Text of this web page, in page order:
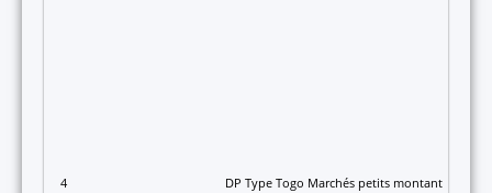
4 DP Type Togo Marchés petits montants PROJET